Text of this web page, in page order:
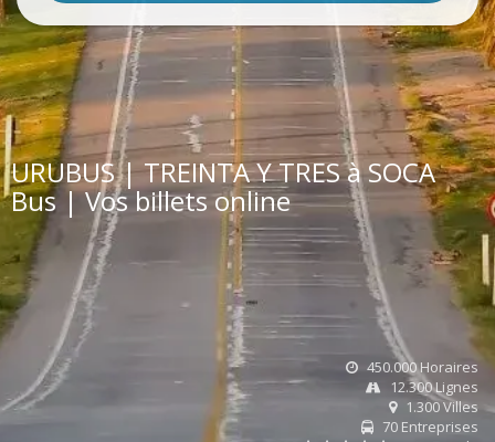
URUBUS | TREINTA Y TRES à SOCA
Bus | Vos billets online
450.000 Horaires
12.300 Lignes
1.300 Villes
70 Entreprises